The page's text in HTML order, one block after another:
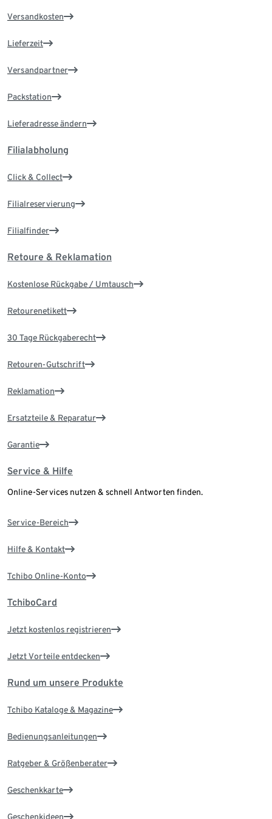
Versandkosten
Lieferzeit
Versandpartner
Packstation
Lieferadresse ändern
Filialabholung
Click & Collect
Filialreservierung
Filialfinder
Retoure & Reklamation
Kostenlose Rückgabe / Umtausch
Retourenetikett
30 Tage Rückgaberecht
Retouren-Gutschrift
Reklamation
Ersatzteile & Reparatur
Garantie
Service & Hilfe
Online-Services nutzen & schnell Antworten finden.
Service-Bereich
Hilfe & Kontakt
Tchibo Online-Konto
TchiboCard
Jetzt kostenlos registrieren
Jetzt Vorteile entdecken
Rund um unsere Produkte
Tchibo Kataloge & Magazine
Bedienungsanleitungen
Ratgeber & Größenberater
Geschenkkarte
Geschenkideen